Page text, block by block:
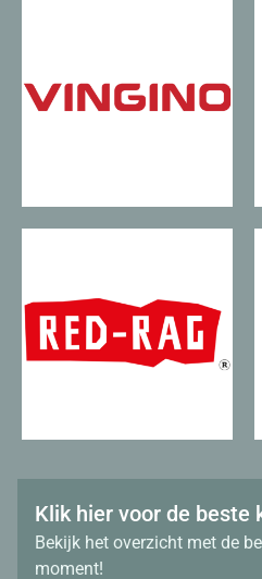
Klik hier voor de beste
Bekijk het overzicht met de
moment!